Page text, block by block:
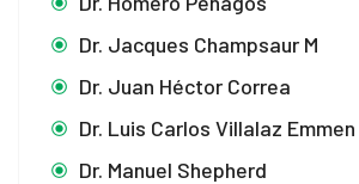
Dr. Jacques Champsaur M
Dr. Juan Héctor Correa
Dr. Luis Carlos Villalaz Emmen
Dr. Manuel Shepherd